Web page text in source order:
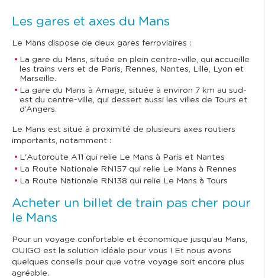
Les gares et axes du Mans
Le Mans dispose de deux gares ferroviaires :
La gare du Mans, située en plein centre-ville, qui accueille
les trains vers et de Paris, Rennes, Nantes, Lille, Lyon et
Marseille.
La gare du Mans à Arnage, située à environ 7 km au sud-
est du centre-ville, qui dessert aussi les villes de Tours et
d’Angers.
Le Mans est situé à proximité de plusieurs axes routiers
importants, notamment :
L'Autoroute A11 qui relie Le Mans à Paris et Nantes
La Route Nationale RN157 qui relie Le Mans à Rennes
La Route Nationale RN138 qui relie Le Mans à Tours
Acheter un billet de train pas cher pour
le Mans
Pour un voyage confortable et économique jusqu’au Mans,
OUIGO est la solution idéale pour vous ! Et nous avons
quelques conseils pour que votre voyage soit encore plus
agréable.